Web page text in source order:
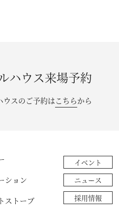
ハウス来場予約
ウスのご予約はこちらから
ション
ストーブ
イベント
ニュース
採用情報